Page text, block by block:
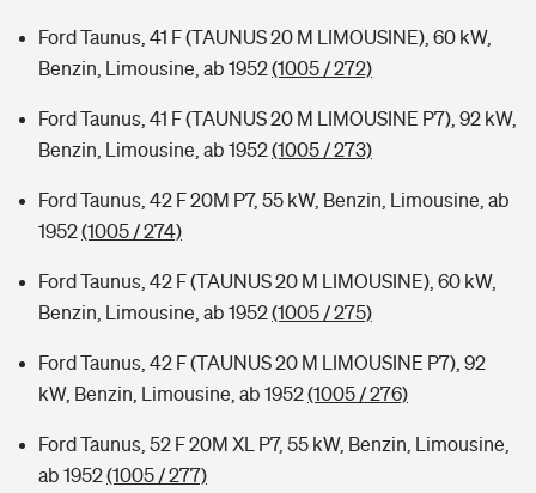
Ford Taunus, 41 F (TAUNUS 20 M LIMOUSINE), 60 kW,
Benzin, Limousine, ab 1952(1005 / 272)
Ford Taunus, 41 F (TAUNUS 20 M LIMOUSINE P7), 92 kW,
Benzin, Limousine, ab 1952(1005 / 273)
Ford Taunus, 42 F 20M P7, 55 kW, Benzin, Limousine, ab
1952(1005 / 274)
Ford Taunus, 42 F (TAUNUS 20 M LIMOUSINE), 60 kW,
Benzin, Limousine, ab 1952(1005 / 275)
Ford Taunus, 42 F (TAUNUS 20 M LIMOUSINE P7), 92
kW, Benzin, Limousine, ab 1952(1005 / 276)
Ford Taunus, 52 F 20M XL P7, 55 kW, Benzin, Limousine,
ab 1952(1005 / 277)